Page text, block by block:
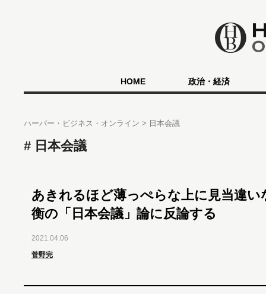
HOME 政治・経済
ハーバー・ビジネス・オンライン 日本会議
日本会議
あきれるほど薄っぺらな上に見当違い
衡の「日本会議」論に反論する
2021.04.06
菅野完